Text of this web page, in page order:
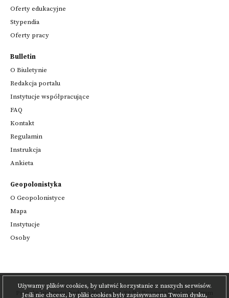
Używamy plików cookies, by ułatwić korzystanie z naszych serwisów.
Jeśli nie chcesz, by pliki cookies były zapisywanena Twoim dysku,
Oferty edukacyjne
Stypendia
Oferty pracy
Bulletin
O Biuletynie
Redakcja portalu
Instytucje współpracujące
FAQ
Kontakt
Regulamin
Instrukcja
Ankieta
Geopolonistyka
O Geopolonistyce
Mapa
Instytucje
Osoby
ProjektInstytutu Badań Literackich PANiPoznańskiego Centrum